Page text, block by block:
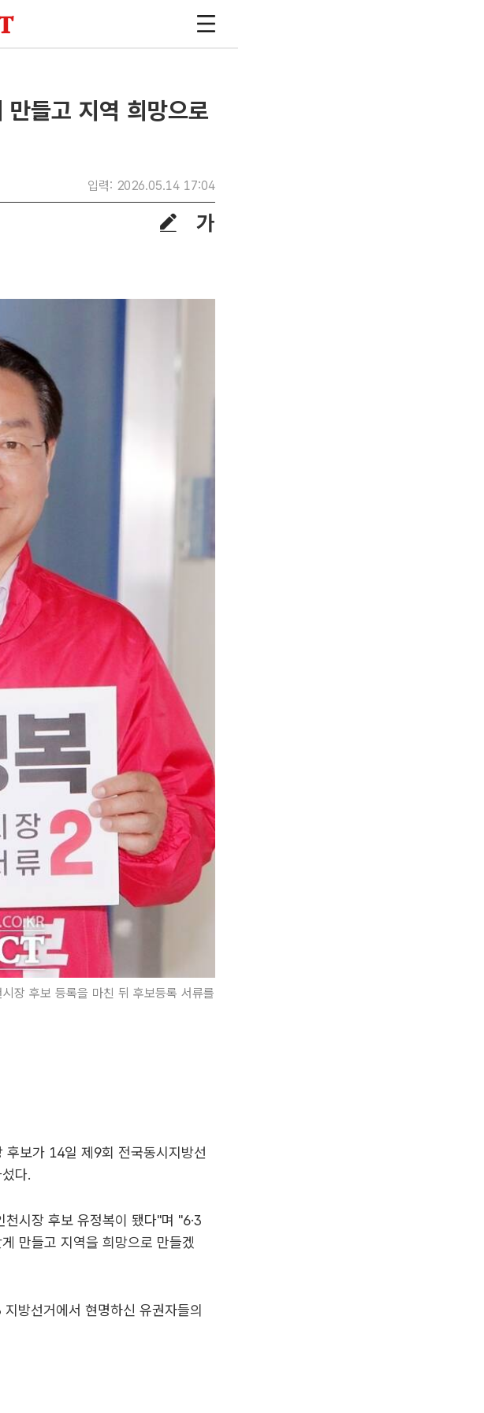
들고 지역 희망으로
입력: 2026.05.14 17:04
장 후보 등록을 마친 뒤 후보등록 서류를
보가 14일 제9회 전국동시지방선
다.
시장 후보 유정복이 됐다"며 "6·3
만들고 지역을 희망으로 만들겠
방선거에서 현명하신 유권자들의